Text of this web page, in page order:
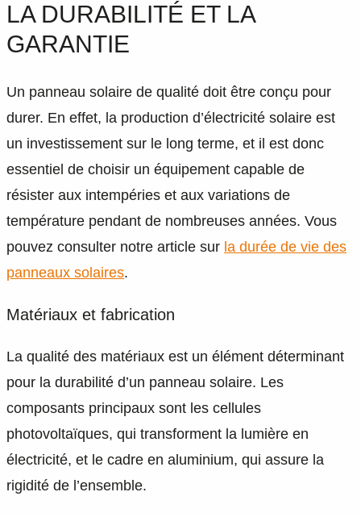
LA DURABILITÉ ET LA
GARANTIE
Un panneau solaire de qualité doit être conçu pour
durer. En effet, la production d’électricité solaire est
un investissement sur le long terme, et il est donc
essentiel de choisir un équipement capable de
résister aux intempéries et aux variations de
température pendant de nombreuses années. Vous
pouvez consulter notre article sur la durée de vie des
panneaux solaires.
Matériaux et fabrication
La qualité des matériaux est un élément déterminant
pour la durabilité d’un panneau solaire. Les
composants principaux sont les cellules
photovoltaïques, qui transforment la lumière en
électricité, et le cadre en aluminium, qui assure la
rigidité de l’ensemble.